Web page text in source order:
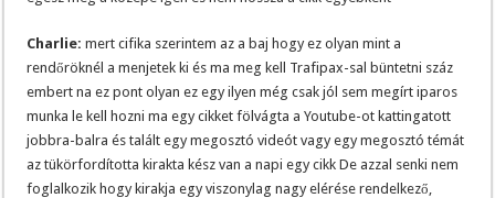
Charlie: mert cifika szerintem az a baj hogy ez olyan mint a
rendőröknél a menjetek ki és ma meg kell Trafipax-sal büntetni száz
embert na ez pont olyan ez egy ilyen még csak jól sem megírt iparos
munka le kell hozni ma egy cikket fölvágta a Youtube-ot kattingatott
jobbra-balra és talált egy megosztó videót vagy egy megosztó témát
az tükörfordította kirakta kész van a napi egy cikk De azzal senki nem
foglalkozik hogy kirakja egy viszonylag nagy elérése rendelkező,